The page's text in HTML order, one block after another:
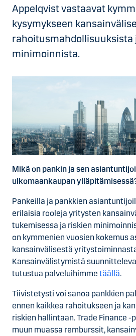
Appelqvist vastaavat
kysymykseen
rahoitusmahdollisuuksista
minimoinnista.
Mikä on pankin ja sen
ulkomaankaupan
Pankeilla ja pankkien
erilaisia rooleja yritysten
tukemisessa ja riskien
on kymmenien vuosien kokemus
kansainvälisestä
Kansainvälistymistä
tutustua palveluihimme täällä.
Tiivistetysti voi sanoa pankkien
ennen kaikkea rahoitukseen ja
riskien hallintaan. Trade Finance
muun muassa remburssit,